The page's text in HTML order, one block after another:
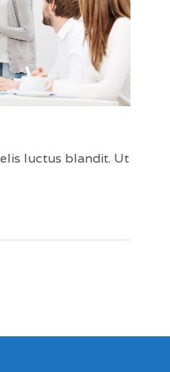
luctus blandit. Ut